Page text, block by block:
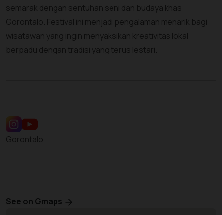
semarak dengan sentuhan seni dan budaya khas
Gorontalo. Festival ini menjadi pengalaman menarik bagi
wisatawan yang ingin menyaksikan kreativitas lokal
berpadu dengan tradisi yang terus lestari.
Gorontalo
See on Gmaps